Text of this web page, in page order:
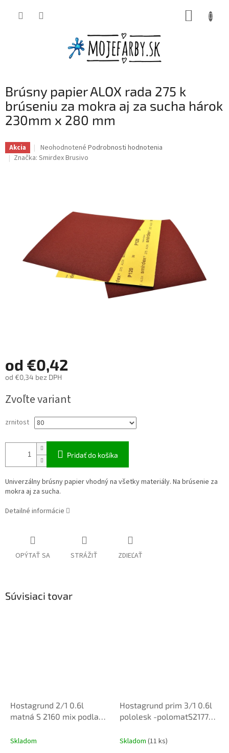
Brúsny papier ALOX rada 275 k
brúseniu za mokra aj za sucha hárok
230mm x 280 mm
Akcia
Priemerné
hodnotenie
hviezdičiek.
Neohodnotené Podrobnosti hodnotenia
Značka: Smirdex Brusivo
od €0,42
od €0,34 bez DPH
cena:
Zvoľte variant
zrnitost
Pridať do košíka
Univerzálny brúsny papier vhodný na všetky materiály. Na brúsenie za
mokra aj za sucha.
Detailné informácie
OPÝTAŤ SA STRÁŽIŤ ZDIEĽAŤ
Súvisiaci tovar
Hostagrund 2/1 0.6l
matná S 2160 mix podla
Skladom
Hostagrund prim 3/1 0.6l
pololesk -polomatS2177
Skladom (11 ks)